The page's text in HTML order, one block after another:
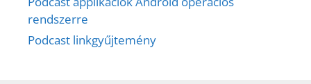
rendszerre
Podcast linkgyűjtemény